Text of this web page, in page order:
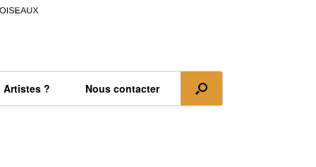
Artistes ? Nous contacter